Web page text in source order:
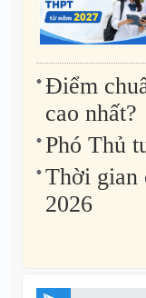
Điểm
cao nhất?
Phó Thủ
Thời gian
2026